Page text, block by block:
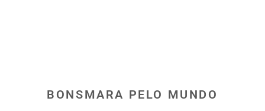
BONSMARA PELO MUNDO